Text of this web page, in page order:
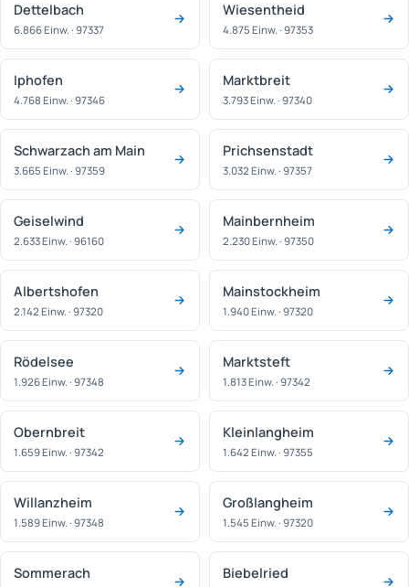
Dettelbach
6.866 Einw. · 97337
Wiesentheid
4.875 Einw. · 97353
Iphofen
4.768 Einw. · 97346
Marktbreit
3.793 Einw. · 97340
Schwarzach am Main
3.665 Einw. · 97359
Prichsenstadt
3.032 Einw. · 97357
Geiselwind
2.633 Einw. · 96160
Mainbernheim
2.230 Einw. · 97350
Albertshofen
2.142 Einw. · 97320
Mainstockheim
1.940 Einw. · 97320
Rödelsee
1.926 Einw. · 97348
Marktsteft
1.813 Einw. · 97342
Obernbreit
1.659 Einw. · 97342
Kleinlangheim
1.642 Einw. · 97355
Willanzheim
1.589 Einw. · 97348
Großlangheim
1.545 Einw. · 97320
Sommerach Biebelried